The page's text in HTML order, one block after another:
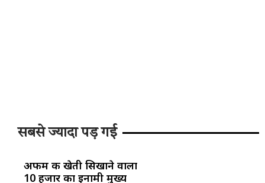
सबसे ज्यादा पड़ गई
अफीम की खेती सिखाने वाला
10 हजार का इनामी मुख्य